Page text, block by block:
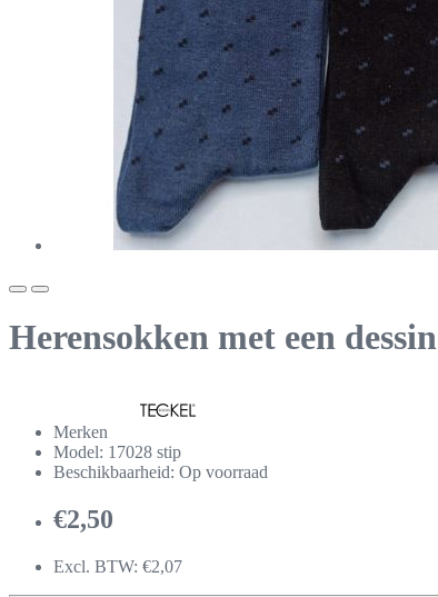
Herensokken met een dessin
Merken
Model: 17028 stip
Beschikbaarheid: Op voorraad
€2,50
Excl. BTW: €2,07